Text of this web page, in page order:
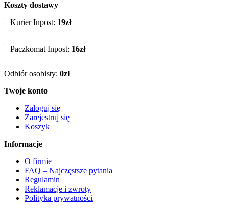
Koszty dostawy
Kurier Inpost: 19zł
Paczkomat Inpost: 16zł
Odbiór osobisty: 0zł
Twoje konto
Zaloguj się
Zarejestruj się
Koszyk
Informacje
O firmie
FAQ – Najczęstsze pytania
Regulamin
Reklamacje i zwroty
Polityka prywatności